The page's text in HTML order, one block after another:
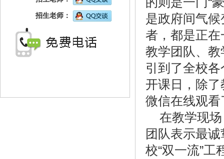
招生老师：
是政府间气
者，都是正
教学团队、教
引到了全校
开课日，除
微信在线观
在教学现
团队表示最
校“双一流”